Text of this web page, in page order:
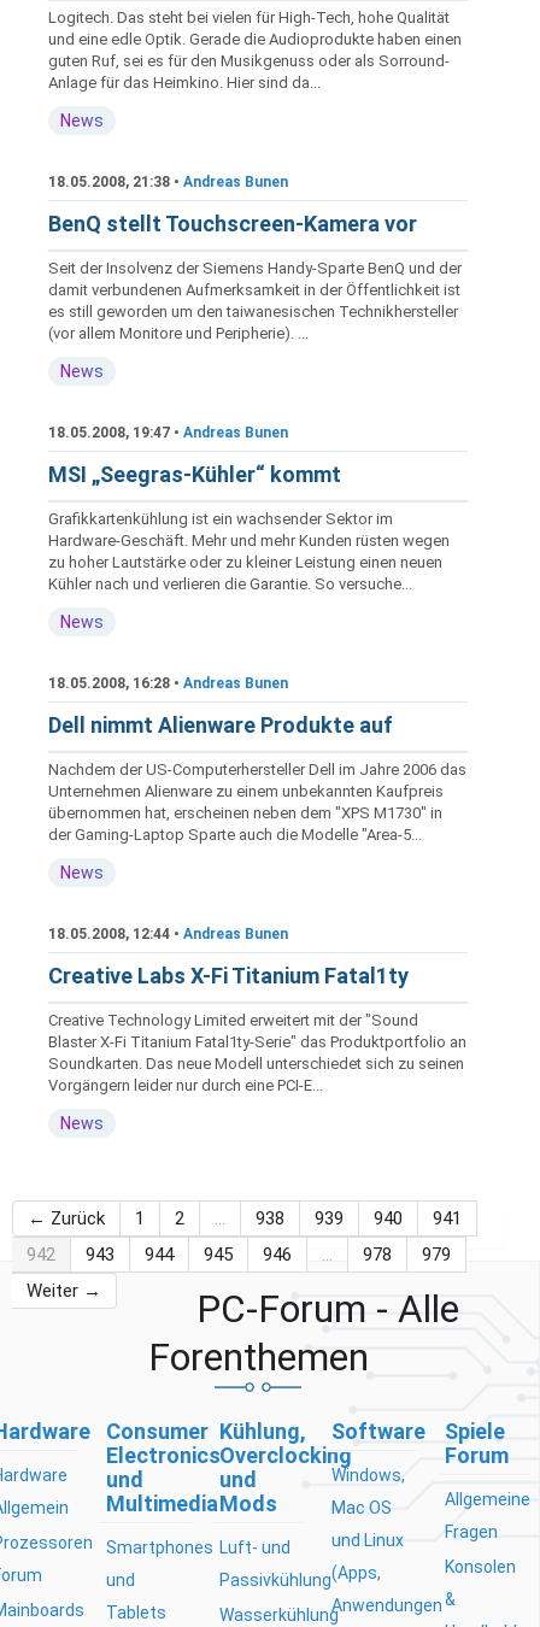
Logitech. Das steht bei vielen für High-Tech, hohe Qualität
und eine edle Optik. Gerade die Audioprodukte haben einen
guten Ruf, sei es für den Musikgenuss oder als Sorround-
Anlage für das Heimkino. Hier sind da...
News
18.05.2008, 21:38 • Andreas Bunen
BenQ stellt Touchscreen-Kamera vor
Seit der Insolvenz der Siemens Handy-Sparte BenQ und der
damit verbundenen Aufmerksamkeit in der Öffentlichkeit ist
es still geworden um den taiwanesischen Technikhersteller
(vor allem Monitore und Peripherie). ...
News
18.05.2008, 19:47 • Andreas Bunen
MSI „Seegras-Kühler“ kommt
Grafikkartenkühlung ist ein wachsender Sektor im
Hardware-Geschäft. Mehr und mehr Kunden rüsten wegen
zu hoher Lautstärke oder zu kleiner Leistung einen neuen
Kühler nach und verlieren die Garantie. So versuche...
News
18.05.2008, 16:28 • Andreas Bunen
Dell nimmt Alienware Produkte auf
Nachdem der US-Computerhersteller Dell im Jahre 2006 das
Unternehmen Alienware zu einem unbekannten Kaufpreis
übernommen hat, erscheinen neben dem "XPS M1730" in
der Gaming-Laptop Sparte auch die Modelle "Area-5...
News
18.05.2008, 12:44 • Andreas Bunen
Creative Labs X-Fi Titanium Fatal1ty
Creative Technology Limited erweitert mit der "Sound
Blaster X-Fi Titanium Fatal1ty-Serie" das Produktportfolio an
Soundkarten. Das neue Modell unterschiedet sich zu seinen
Vorgängern leider nur durch eine PCI-E...
News
← Zurück 1 2 … 938 939 940
941
942
943 944 945 946 … 978
979
Weiter →
PC-Forum - Alle
Forenthemen
Consumer
Electronics
und
Multimedia
Smartphones
und
Tablets
Kühlung,
Overclocking
und
Mods
Luft- und
Passivkühlung
Wasserkühlung
Software
Windows,
Mac OS
und Linux
(Apps,
Anwendungen
Spiele
Forum
Allgemeine
Fragen
Konsolen
&